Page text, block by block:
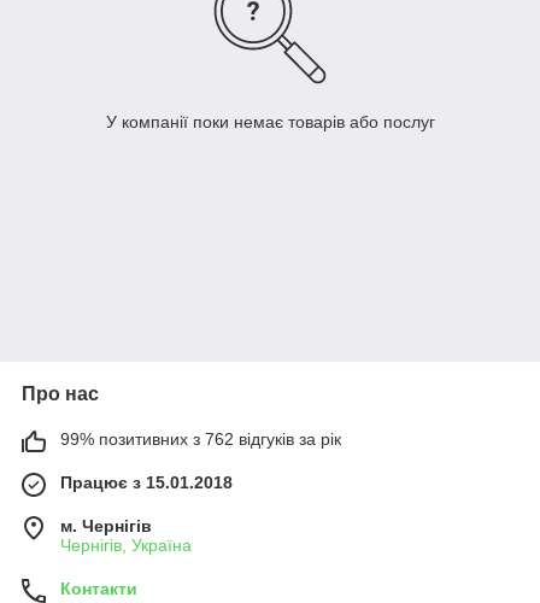
У компанії поки немає товарів або послуг
Про нас
99% позитивних з 762 відгуків за рік
Працює з 15.01.2018
м. Чернігів
Чернігів, Україна
Контакти